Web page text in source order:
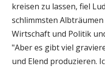
kreisen zu lassen, fiel
schlimmsten
Wirtschaft und Politik
"Aber es gibt viel
und Elend produzieren.